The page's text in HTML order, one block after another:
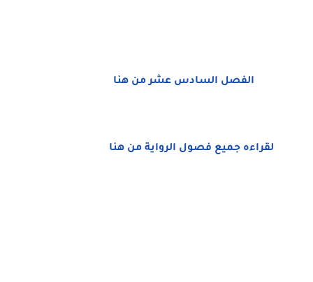
الفصل السادس عشر من هنا
لقراءه جميع فصول الرواية من هنا